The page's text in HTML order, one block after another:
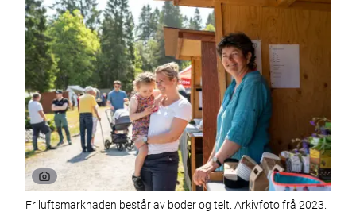
Friluftsmarknaden består av boder og telt. Arkivfoto frå 2023.